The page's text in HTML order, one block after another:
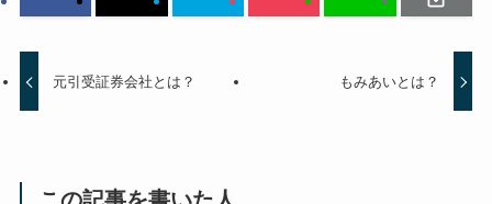
元引受証券会社とは？ もみあいとは？